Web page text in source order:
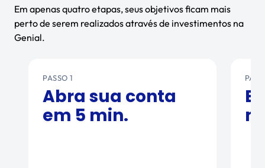
Em apenas quatro etapas, seus objetivos ficam mais
perto de serem realizados através de investimentos na
Genial.
PASSO 1
Abra sua conta
em 5 min.